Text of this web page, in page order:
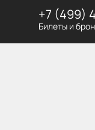
+7 (499)
Билеты и